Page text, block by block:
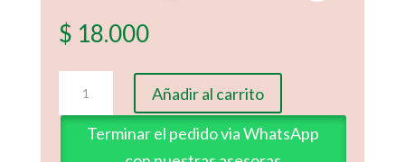
$ 18.000
Virgen-
de-
Guadalupe
Añadir al carrito
Terminar el pedido via WhatsApp